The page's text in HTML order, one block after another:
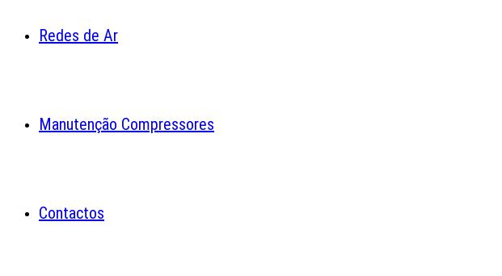
Redes de Ar
Manutenção Compressores
Contactos